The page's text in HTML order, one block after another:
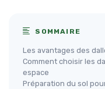
SOMMAIRE
Les avantages des
Comment choisir les
espace
Préparation du sol